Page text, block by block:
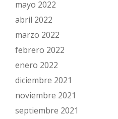
mayo 2022
abril 2022
marzo 2022
febrero 2022
enero 2022
diciembre 2021
noviembre 2021
septiembre 2021